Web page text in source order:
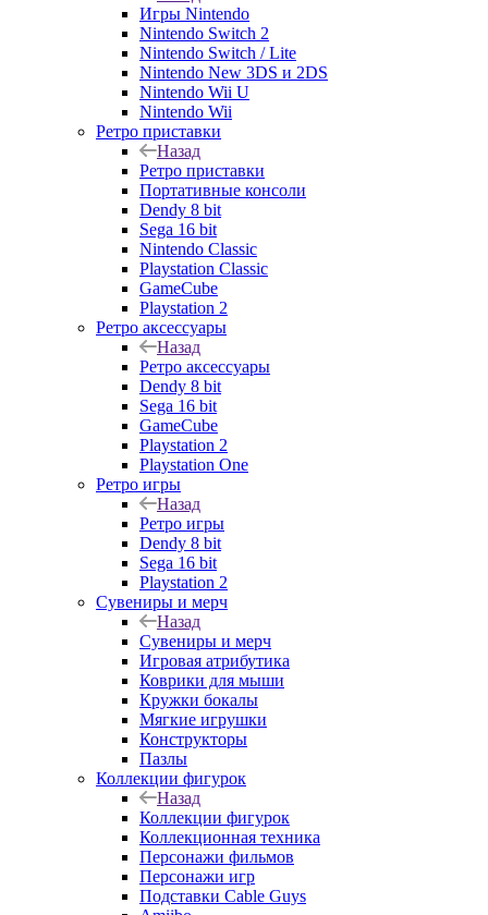
Игры Nintendo
Nintendo Switch 2
Nintendo Switch / Lite
Nintendo New 3DS и 2DS
Nintendo Wii U
Nintendo Wii
Ретро приставки
Назад
Ретро приставки
Портативные консоли
Dendy 8 bit
Sega 16 bit
Nintendo Classic
Playstation Classic
GameCube
Playstation 2
Ретро аксессуары
Назад
Ретро аксессуары
Dendy 8 bit
Sega 16 bit
GameCube
Playstation 2
Playstation One
Ретро игры
Назад
Ретро игры
Dendy 8 bit
Sega 16 bit
Playstation 2
Сувениры и мерч
Назад
Сувениры и мерч
Игровая атрибутика
Коврики для мыши
Кружки бокалы
Мягкие игрушки
Конструкторы
Пазлы
Коллекции фигурок
Назад
Коллекции фигурок
Коллекционная техника
Персонажи фильмов
Персонажи игр
Подставки Cable Guys